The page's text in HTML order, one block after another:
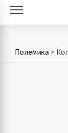
Skip
Полемика >